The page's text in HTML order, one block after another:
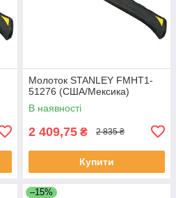
Молоток STANLEY FMHT1-
51276 (США/Мексика)
В наявності
2 409,75 ₴ 2 835 ₴
Купити
–15%